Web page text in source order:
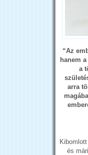
“Az
hanem
a
arra
és